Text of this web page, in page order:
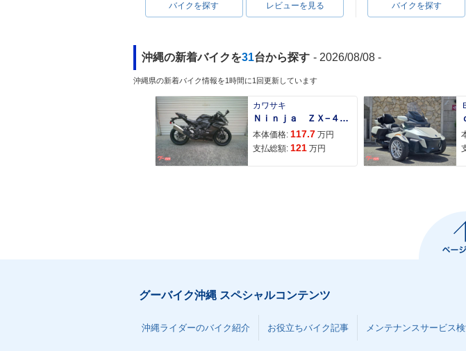
バイクを探す レビューを見る バイクを探す
沖縄の新着バイクを31台から探す - 2026/08/08 -
沖縄県の新着バイク情報を1時間に1回更新しています
カワサキ
Ｎｉｎｊａ ＺＸ−４Ｒ ＳＥ
本体価格: 117.7 万円
支払総額: 121 万円
グーバイク沖縄 スペシャルコンテンツ
沖縄ライダーのバイク紹介 お役立ちバイク記事 メンテナンスサービス